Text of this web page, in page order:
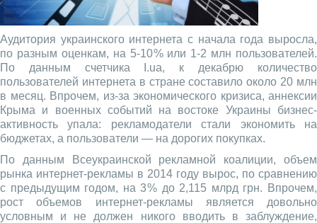
Аудитория украинского интернета с начала года выросла,
по разным оценкам, на 5‑10 % или 1‑2 млн пользователей.
По данным счетчика I.ua, к декабрю количество
пользователей интернета в стране составило около 20 млн
в месяц. Впрочем, из‑за экономического кризиса, аннексии
Крыма и военных событий на востоке Украины бизнес-
активность упала: рекламодатели стали экономить на
бюджетах, а пользователи — на дорогих покупках.
По данным Всеукраинской рекламной коалиции, объем
рынка интернет-рекламы в 2014 году вырос, по сравнению
с предыдущим годом, на 3 % до 2,115 млрд грн. Впрочем,
рост объемов интернет-рекламы является довольно
условным и не должен никого вводить в заблуждение,